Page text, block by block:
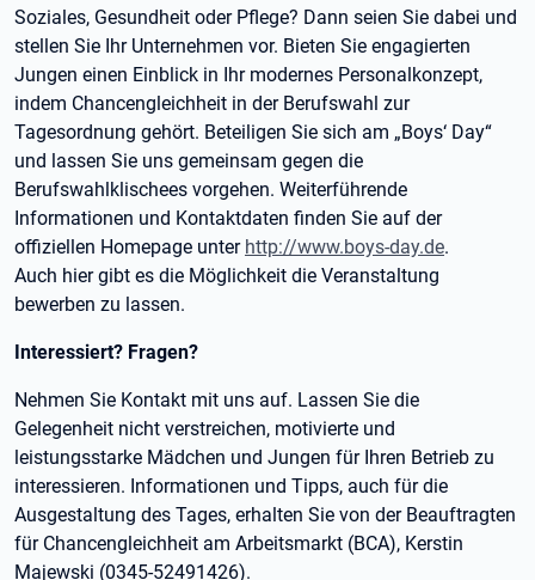
Soziales, Gesundheit oder Pflege? Dann seien Sie dabei und
stellen Sie Ihr Unternehmen vor. Bieten Sie engagierten
Jungen einen Einblick in Ihr modernes Personalkonzept,
indem Chancengleichheit in der Berufswahl zur
Tagesordnung gehört. Beteiligen Sie sich am „Boys‘ Day“
und lassen Sie uns gemeinsam gegen die
Berufswahlklischees vorgehen. Weiterführende
Informationen und Kontaktdaten finden Sie auf der
offiziellen Homepage unter http://www.boys-day.de.
Auch hier gibt es die Möglichkeit die Veranstaltung
bewerben zu lassen.
Interessiert? Fragen?
Nehmen Sie Kontakt mit uns auf. Lassen Sie die
Gelegenheit nicht verstreichen, motivierte und
leistungsstarke Mädchen und Jungen für Ihren Betrieb zu
interessieren. Informationen und Tipps, auch für die
Ausgestaltung des Tages, erhalten Sie von der Beauftragten
für Chancengleichheit am Arbeitsmarkt (BCA), Kerstin
Majewski (0345-52491426).